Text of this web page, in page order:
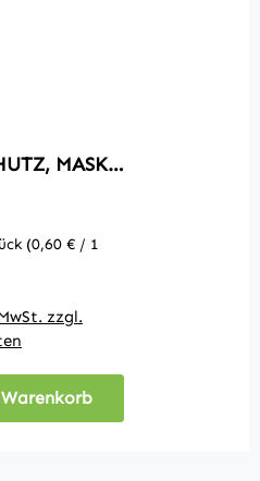
MASKE
(0,60 € / 1
zzgl.